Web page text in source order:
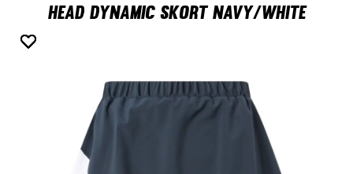
Head Dynamic Skort Navy/White